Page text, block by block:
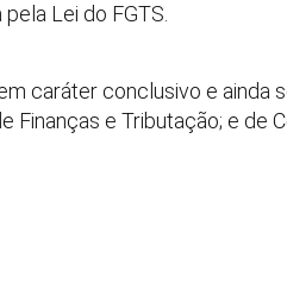
Lei do FGTS.
caráter conclusivo e ainda
Finanças e Tributação; e de